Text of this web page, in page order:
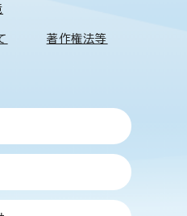
著作権法等